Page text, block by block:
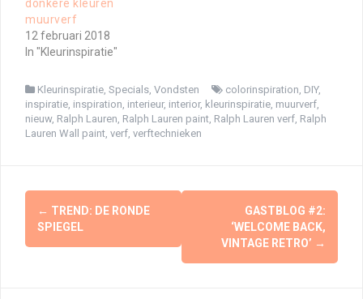
donkere kleuren
muurverf
12 februari 2018
In "Kleurinspiratie"
Kleurinspiratie, Specials, Vondsten colorinspiration, DIY,
inspiratie, inspiration, interieur, interior, kleurinspiratie, muurverf,
nieuw, Ralph Lauren, Ralph Lauren paint, Ralph Lauren verf, Ralph
Lauren Wall paint, verf, verftechnieken
Berichtnavigatie
← TREND: DE RONDE
SPIEGEL
GASTBLOG #2:
‘WELCOME BACK,
VINTAGE RETRO’ →